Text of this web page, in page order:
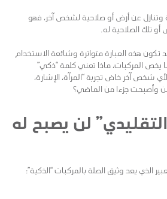
عن أرض أو صلاحية لشخص آخر، فهو
تلك الصلاحية له.
هذه العبارة متواترة وشائعة الاستخدام
يخص المركبات، ماذا تعني كلمة “ذكي”
شخص آخر خاض تجربة “المرآة، الإشارة،
وأصبحت جزءا من الماضي؟
لن يصبح له
الذي يعد وثيق الصلة بالمركبات “الذكية”: